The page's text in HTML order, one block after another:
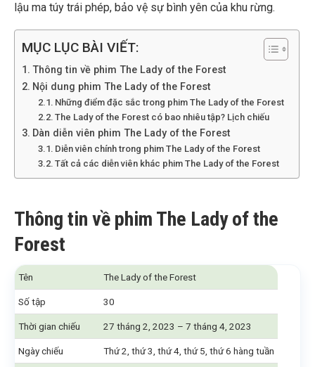
lậu ma túy trái phép, bảo vệ sự bình yên của khu rừng.
MỤC LỤC BÀI VIẾT:
Thông tin về phim The Lady of the Forest
Nội dung phim The Lady of the Forest
Những điểm đặc sắc trong phim The Lady of the Forest
The Lady of the Forest có bao nhiêu tập? Lịch chiếu
Dàn diễn viên phim The Lady of the Forest
Diễn viên chính trong phim The Lady of the Forest
Tất cả các diễn viên khác phim The Lady of the Forest
Thông tin về phim The Lady of the
Forest
Tên The Lady of the Forest
Số tập 30
Thời gian chiếu 27 tháng 2, 2023 – 7 tháng 4, 2023
Ngày chiếu Thứ 2, thứ 3, thứ 4, thứ 5, thứ 6 hàng tuần